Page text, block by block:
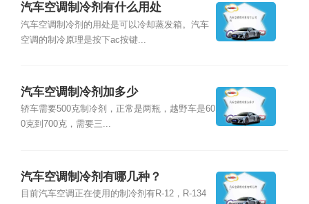
汽车空调制冷剂有什么用处
汽车空调制冷剂的用处是可以冷却蒸发箱。汽车
空调的制冷原理是按下ac按键...
汽车空调制冷剂加多少
轿车需要500克制冷剂，正常是两瓶，越野车是60
0克到700克，需要三...
汽车空调制冷剂有哪几种？
目前汽车空调正在使用的制冷剂有R-12，R-134